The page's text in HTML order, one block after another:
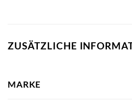
ZUSÄTZLICHE
MARKE